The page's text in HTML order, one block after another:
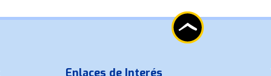
Enlaces de Interés